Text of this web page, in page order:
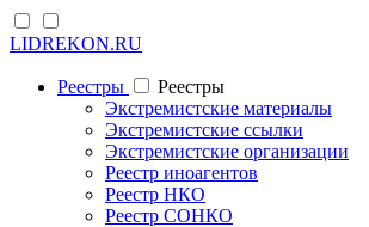
LIDREKON.RU
Реестры
Реестры
Экстремистские материалы
Экстремистские ссылки
Экстремистские организации
Реестр иноагентов
Реестр НКО
Реестр СОНКО